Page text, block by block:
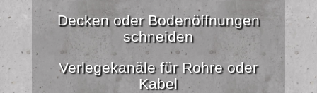
Decken oder Bodenöffnungen
schneiden
Verlegekanäle für Rohre oder
Kabel